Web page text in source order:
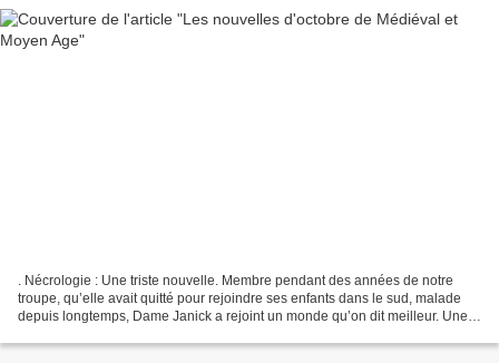
. Nécrologie : Une triste nouvelle. Membre pendant des années de notre
troupe, qu’elle avait quitté pour rejoindre ses enfants dans le sud, malade
depuis longtemps, Dame Janick a rejoint un monde qu’on dit meilleur. Une